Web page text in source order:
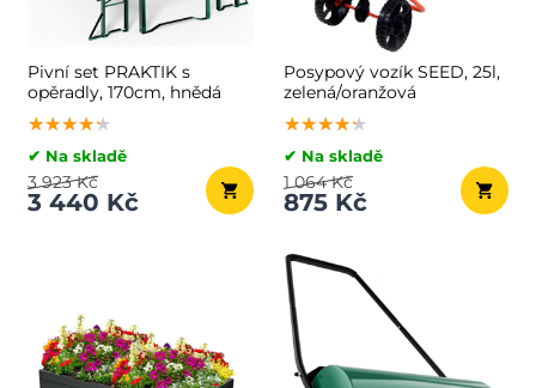
Pivní set PRAKTIK s
opěradly, 170cm, hnědá
★★★★★
★★★★★
★★★★★
✔ Na skladě
3 440 Kč
3 923 Kč
Posypový vozík SEED, 25l,
zelená/oranžová
★★★★★
★★★★★
★★★★★
✔ Na skladě
875 Kč
1 064 Kč